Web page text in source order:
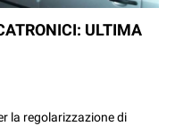
ULTIMA
la regolarizzazione di